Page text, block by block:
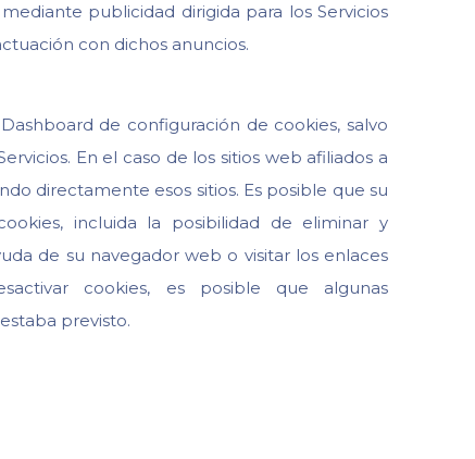
publicidad dirigida para los Servicios
con dichos anuncios.
de configuración de cookies, salvo
En el caso de los sitios web afiliados a
directamente esos sitios. Es posible que su
incluida la posibilidad de eliminar y
de su navegador web o visitar los enlaces
cookies, es posible que algunas
previsto.